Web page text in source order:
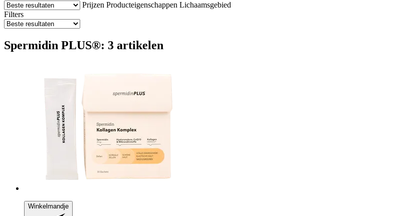
Prijzen Producteigenschappen Lichaamsgebied
Filters
Spermidin PLUS®: 3 artikelen
Winkelmandje